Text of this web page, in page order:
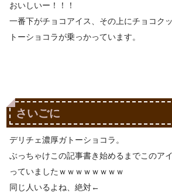
おいしいー！！！
一番下がチョコアイス、その上にチョコク
トーショコラが乗っかっています。
さいごに
デリチェ濃厚ガトーショコラ。
ぶっちゃけこの記事書き始めるまでこのア
っていましたｗｗｗｗｗｗｗｗ
同じ人いるよね、絶対←